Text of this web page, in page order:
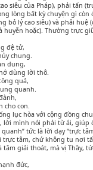
siêu của Pháp), phải tấn
lòng bất kỳ chuyện gì còn
bỏ lý cao siêu) và phải huệ
huyễn hoặc). Thường trực
đệ tử,
chung.
dung,
dùng lời thô.
quả,
quanh.
cho con.
lục hòa với cộng đồng
lời mình nói phải từ ái, giúp
tức là lời dạy “trực
trực tâm, chứ không tu nơi
tâm giải thoát, mà vị Thầy,
đức,